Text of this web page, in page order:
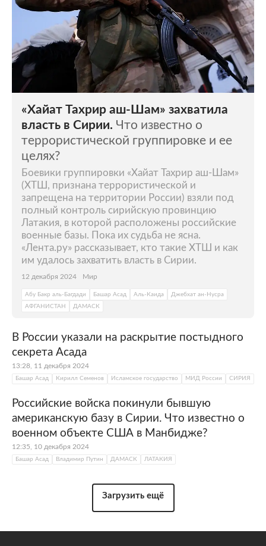
«Хайат Тахрир аш-Шам» захватила
власть в Сирии. Что известно о
террористической группировке и ее
целях?
Боевики группировки «Хайат Тахрир аш-Шам»
(ХТШ, признана террористической и
запрещена на территории России) взяли под
полный контроль сирийскую провинцию
Латакия, в которой расположены российские
военные базы. Пока их судьба не ясна.
«Лента.ру» рассказывает, кто такие ХТШ и как
им удалось захватить власть в Сирии.
12 декабря 2024 Мир
Абу Бакр аль-Багдади Башар Асад Аль-Каида
Джебхат ан-Нусра
АФГАНИСТАН
ДАМАСК
В России указали на раскрытие постыдного
секрета Асада
13:28, 11 декабря 2024
Башар Асад Кирилл Семенов Исламское государство МИД России СИРИЯ
Российские войска покинули бывшую
американскую базу в Сирии. Что известно о
военном объекте США в Манбидже?
12:35, 10 декабря 2024
Башар Асад Владимир Путин ДАМАСК ЛАТАКИЯ
Загрузить ещё